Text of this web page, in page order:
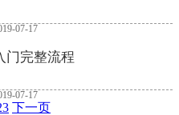
07-17
门完整流程
07-17
3 下一页